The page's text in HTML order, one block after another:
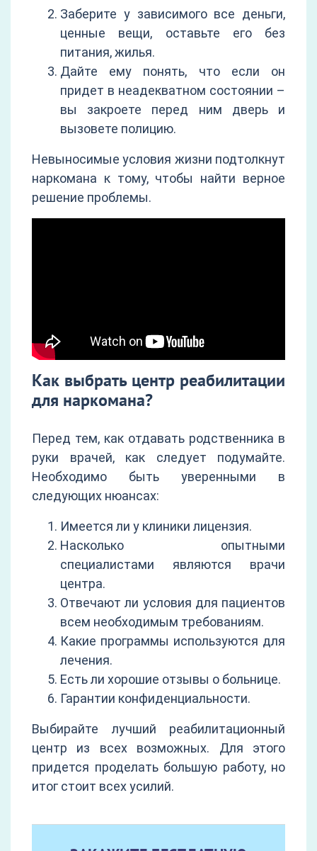
Заберите у зависимого все деньги,
ценные вещи, оставьте его без
питания, жилья.
Дайте ему понять, что если он
придет в неадекватном состоянии –
вы закроете перед ним дверь и
вызовете полицию.
Невыносимые условия жизни подтолкнут
наркомана к тому, чтобы найти верное
решение проблемы.
Как выбрать центр реабилитации
для наркомана?
Перед тем, как отдавать родственника в
руки врачей, как следует подумайте.
Необходимо быть уверенными в
следующих нюансах:
Имеется ли у клиники лицензия.
Насколько опытными
специалистами являются врачи
центра.
Отвечают ли условия для пациентов
всем необходимым требованиям.
Какие программы используются для
лечения.
Есть ли хорошие отзывы о больнице.
Гарантии конфиденциальности.
Выбирайте лучший реабилитационный
центр из всех возможных. Для этого
придется проделать большую работу, но
итог стоит всех усилий.